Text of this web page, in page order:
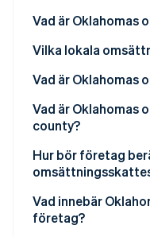
Vad är Oklahomas
Vilka lokala
Vad är Oklahomas
Vad är Oklahomas
county?
Hur bör företag
Vad innebär
företag?